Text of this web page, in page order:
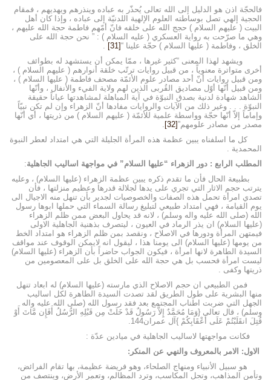
فالحجّة اذن هو الدليل إلى الله تعالى يُحذّر به عباده وينذرهم ويهديهم ، فمقام
الحجية إلهي تصل بوساطته العلوم الإلهية اللدنيّة إلى عباده ، وإذا كان أهل
البيت ( عليهم السلام ) حجج الله على خلقه فانّ أمّهم فاطمة حجة الله عليهم ،
وهي ما صرّحت به رواية العسكري ( عليه السلام ) : ” نحن حجة الله على
الخلق ، وفاطمة ( عليها السلام ) حجّة علينا “[31]
.
ويشهد لهذا المعنى “كثير غيرها ، ممّا يمكن أن يستشهد له بطوائف
أخرى متواترة معنوياً ، من قبيل روايات ترتّب خلقة أنوارهم ( عليهم السلام ) ،
ومن قبيل روايات أنّ أحد مصادر علوم الأئمّة مصحف فاطمة ( عليها السلام ) ،
ومن قبيل أنّها أوّل مصاديق القُربى الذين لهم ولاية الفيء والأنفال ، وأنّها
الشاهد شهادة لدنية بصدق النبوّة في آية المباهلة لمشاهدتها عياناً حقيقة
النبوّة . . . وغير ذلك من الآيات والروايات مفادها أنّ الزهراء وإن لم تكن نبيّاً
وإماماً إلاّ أنّها حجّة وواسطة علمية للأئمّة ( عليهم السلام ) من ذريتها ، أي أنّها
مصدر من مصادر علومهم”[32]
.
كل ما اسلفناه يبين عظمة هذه المرأة الجليلة التي هي امتداد لعطر النبوة
المحمدية .
المطلب الرابع : دور الزهراء “عليها السلام” في مواجهة اساليب الجاهلية:
بطبيعة الحال فأن ما تقدم ذكره يبين عظمة الزهراء (عليها السلام) ، وعليه
يترتب حجم الاثار التي تجري على يدها لجلالة قدرها وعظيم منزلتها ، فأن
تصدي امرأة تحمل هذه الصفات والخصوصيات لجدير بأن تنهل منه الاجيال الى
يوم القيامة ، فهي امتداد طبيعي لتبليغ رسالة السماء التي حملها ابوها رسول
الله (صلى الله عليه واله وسلم) ، لانه قد يحاول البعض ممن ظلم الزهراء
(عليها السلام) ان يذر الرماد في العيون ، ليتصرف بذهنية الجاهلية الاولى
فيمتهن المرأة ودورها في الاصلاح ، ونقصد بمن ظلم الزهراء هو امتداد الخط
من يومها (عليها السلام) الى يومنا هذا ، ليقول انه لايمكن الوقوف عند مواقف
السيدة الطاهرة لانها امرأة ، فيكون الجواب حاضراً بأن الزهراء (عليها السلام)
ليست امرأة فحسب بل هي حجة الله على الخلق بل على المعصومين من
ذريتها وكفى .
فمن الطبيعي ان حجم الاصلاح الذي مارسته (عليها السلام) له ابعاد تنهل
منها البشرية على طول الطريق لقد تصدت السيدة الطاهرة لكل اساليب
الجهل التي ضربت اطناب المجتمع بعد فقد رسول الله (صلى الله عليه واله
وسلم) ، قال تعالى {وَمَا مُحَمَّدٌ إِلاَّ رَسُولٌ قَدْ خَلَتْ مِن قَبْلِهِ الرُّسُلُ أَفَإِن مَّاتَ أَوْ
قُتِلَ انقَلَبْتُمْ عَلَى أَعْقَابِكُمْ }آل عمران144.
فكانت مواجهتها لاساليب الجاهلية في ميادين عدّة :
الاول: الامر بالمعروف والنهي عن المنكر:
هو سبيل الأنبياء ومنهاج الصلحاء، وهو فريضة عظيمة، بها تقام الفرائض،
وتأمن المذاهب، وتحل المكاسب، وترد المظالم، وتعمر الأرض، وينتصف من